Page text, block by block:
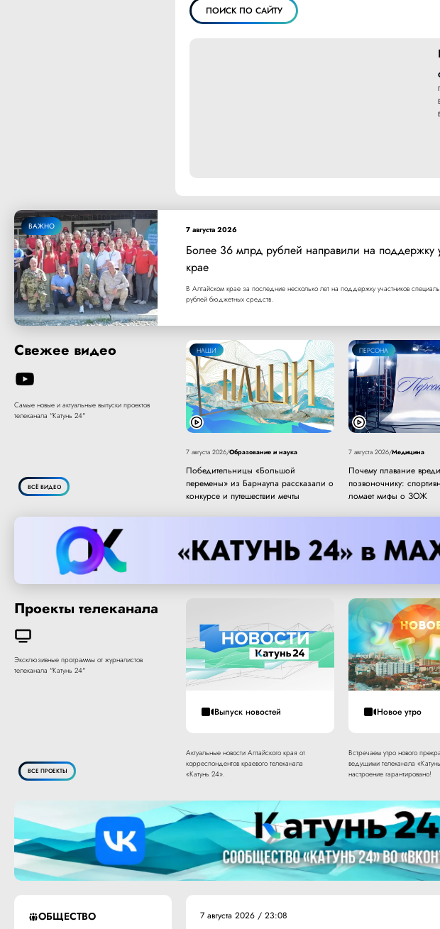
ПОИСК ПО САЙТУ
ВАЖНО 7 августа 2026
Более 36 млрд рублей направили на поддержку
крае
В Алтайском крае за последние несколько лет на поддержку участников
рублей бюджетных средств.
Свежее видео
Самые новые и актуальные выпуски проектов
телеканала "Катунь 24"
ВСЁ ВИДЕО
НАШИ
7 августа 2026/Образование и наука
Победительницы «Большой
перемены» из Барнаула рассказали о
конкурсе и путешествии мечты
ПЕРСОНА
7 августа 2026/Медицина
Почему плавание
позвоночнику:
ломает мифы о ЗОЖ
Проекты телеканала
Эксклюзивные программы от журналистов
телеканала "Катунь 24"
ВСЕ ПРОЕКТЫ
Выпуск новостей
Актуальные новости Алтайского края от
корреспондентов краевого телеканала
«Катунь 24».
Новое утро
Встречаем утро нового
ведущими телеканала
настроение гарантировано!
ОБЩЕСТВО 7 августа 2026 / 23:08